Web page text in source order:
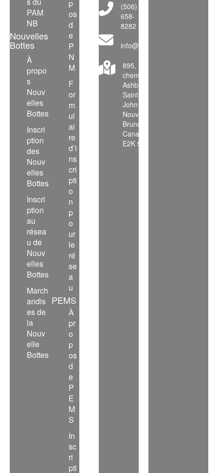
PAM
NB
Nouvelles
Bottes
À
propo
s
Nouv
elles
Bottes
Inscri
ption
des
Nouv
elles
Bottes
Inscri
ption
au
résea
u de
Nouv
elles
Bottes
March
andis
es de
la
Nouv
elle
Bottes
p
os
d
e
P
N
M
F
or
m
ul
ai
re
d’i
ns
cri
pti
o
n
p
o
ur
le
ré
se
a
u
PEMS
À
pr
o
p
os
d
e
P
E
M
S
In
sc
ri
pti
Main Telephone Number
(506)
658-
8282
info@mapsws.ca
895,
chemin
Ashburn
Saint
John
Nouveau-
Brunswick
Canada
E2K 5J9